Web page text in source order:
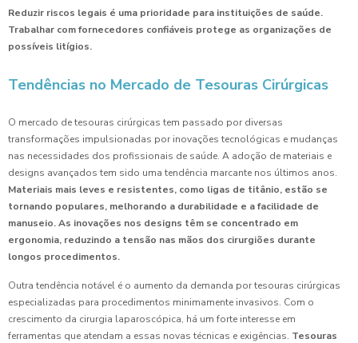
Reduzir riscos legais é uma prioridade para instituições de saúde.
Trabalhar com fornecedores confiáveis protege as organizações de
possíveis litígios.
Tendências no Mercado de Tesouras Cirúrgicas
O mercado de tesouras cirúrgicas tem passado por diversas
transformações impulsionadas por inovações tecnológicas e mudanças
nas necessidades dos profissionais de saúde. A adoção de materiais e
designs avançados tem sido uma tendência marcante nos últimos anos.
Materiais mais leves e resistentes, como ligas de titânio, estão se
tornando populares, melhorando a durabilidade e a facilidade de
manuseio.As inovações nos designs têm se concentrado em
ergonomia, reduzindo a tensão nas mãos dos cirurgiões durante
longos procedimentos.
Outra tendência notável é o aumento da demanda por tesouras cirúrgicas
especializadas para procedimentos minimamente invasivos. Com o
crescimento da cirurgia laparoscópica, há um forte interesse em
ferramentas que atendam a essas novas técnicas e exigências. Tesouras